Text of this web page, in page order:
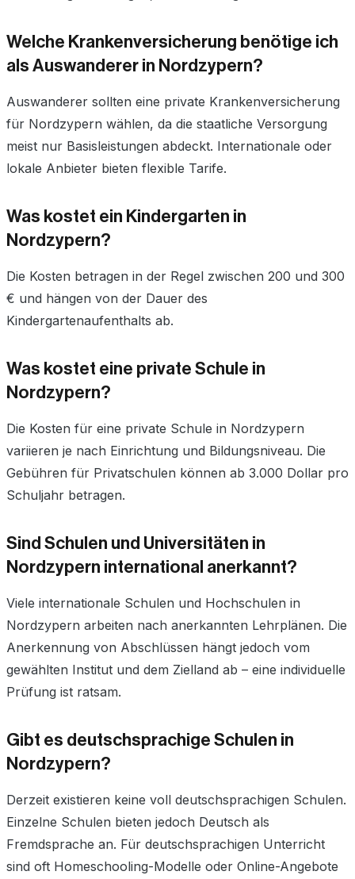
Welche Krankenversicherung benötige ich
als Auswanderer in Nordzypern?
Auswanderer sollten eine private Krankenversicherung
für Nordzypern wählen, da die staatliche Versorgung
meist nur Basisleistungen abdeckt. Internationale oder
lokale Anbieter bieten flexible Tarife.
Was kostet ein Kindergarten in
Nordzypern?
Die Kosten betragen in der Regel zwischen 200 und 300
€ und hängen von der Dauer des
Kindergartenaufenthalts ab.
Was kostet eine private Schule in
Nordzypern?
Die Kosten für eine private Schule in Nordzypern
variieren je nach Einrichtung und Bildungsniveau. Die
Gebühren für Privatschulen können ab 3.000 Dollar pro
Schuljahr betragen.
Sind Schulen und Universitäten in
Nordzypern international anerkannt?
Viele internationale Schulen und Hochschulen in
Nordzypern arbeiten nach anerkannten Lehrplänen. Die
Anerkennung von Abschlüssen hängt jedoch vom
gewählten Institut und dem Zielland ab – eine individuelle
Prüfung ist ratsam.
Gibt es deutschsprachige Schulen in
Nordzypern?
Derzeit existieren keine voll deutschsprachigen Schulen.
Einzelne Schulen bieten jedoch Deutsch als
Fremdsprache an. Für deutschsprachigen Unterricht
sind oft Homeschooling-Modelle oder Online-Angebote